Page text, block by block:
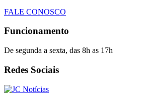
FALE CONOSCO
Funcionamento
De segunda a sexta, das 8h as 17h
Redes Sociais